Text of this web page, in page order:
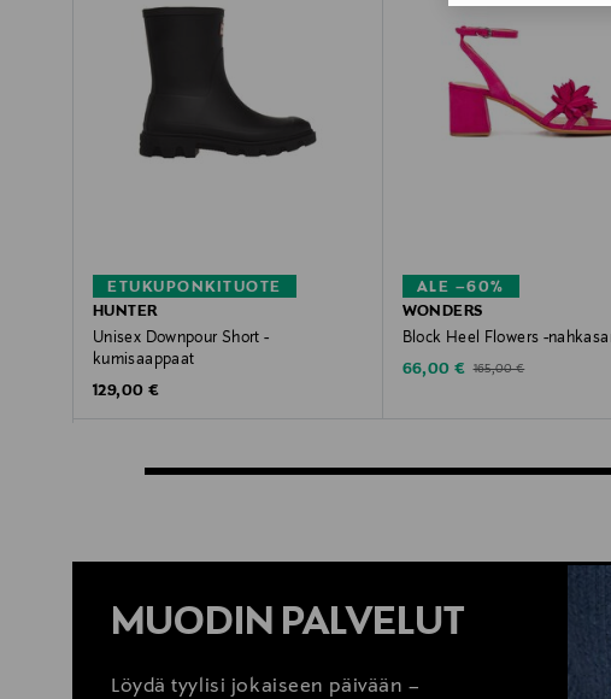
ETUKUPONKITUOTE
HUNTER
Unisex Downpour Short -
kumisaappaat
Original Price
129,00 €
ALE –60%
WONDERS
Block Heel Flowers -
Discounted Price
66,00 € Original Price
165,00 €
MUODIN PALVELUT
Löydä tyylisi jokaiseen päivään –